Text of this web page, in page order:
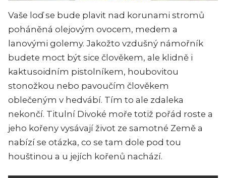
Vaše loď se bude plavit nad korunami stromů
poháněná olejovým ovocem, medem a
lanovými golemy. Jakožto vzdušný námořník
budete moct být sice člověkem, ale klidně i
kaktusoidním pistolníkem, houbovitou
stonožkou nebo pavoučím člověkem
oblečeným v hedvábí. Tím to ale zdaleka
nekončí. Titulní Divoké moře totiž pořád roste a
jeho kořeny vysávají život ze samotné Země a
nabízí se otázka, co se tam dole pod tou
houštinou a u jejích kořenů nachází.